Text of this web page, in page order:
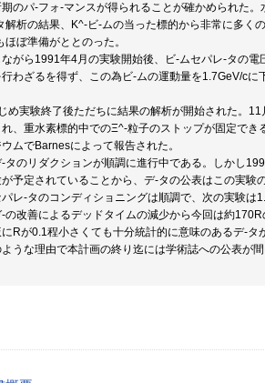
のパ-フォ-マンスが得られることが確かめられた
解析の結果、K^-ビ-ムの当った標的から非常に多く
ほぼ準備がととのった。
ながら1991年4月の実験開始後、ビ-ムセパレ-タの
わざるを得ず、この為ビ-ムの運動量を1.7GeV/c
め実験終了後ただちに結果の解析が開始された。
、重水素標的中でのΞ^-粒子のストップが固定で
ムでBarnesによって報告された。
タのリダクションが順調に進行中である。しかし
予定されていることから、デ-タの公表はこの実験
レ-タのコンディショニングは順調で、次の実験は
-の改善によるデッドタイムの減少から今回は約
Rが0.1程小さくても十分統計的に意味のあるデ-タ
ような理由で本計画の終り迄には学術誌への公表が